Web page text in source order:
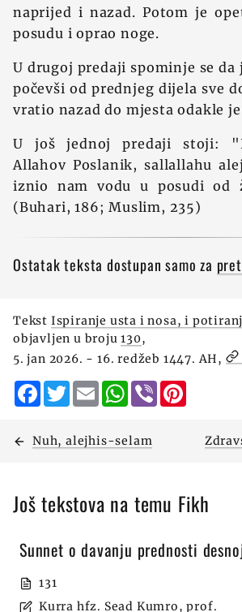
naprijed i nazad. Potom je
posudu i oprao noge.
U drugoj predaji spominje se da
počevši od prednjeg dijela sve
vratio nazad do mjesta odakle je
U još jednoj predaji stoji:
Allahov Poslanik, sallallahu
iznio nam vodu u posudi od
(Buhari, 186; Muslim, 235)
Ostatak teksta dostupan samo za
Tekst Ispiranje usta i nosa, i
objavljen u broju130,
5. jan 2026. - 16. redžeb 1447. AH,
Facebook
TwitterEmailWhatsApp
Viber
Nuh, alejhis-selam
Još tekstova na temu Fikh
Sunnet o davanju prednosti
131
Kurra hfz. Sead Kumro, prof.